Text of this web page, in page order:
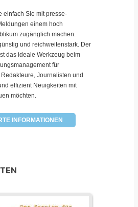
einfach Sie mit presse-
einem hoch
zugänglich machen.
und reichweitenstark. Der
das ideale Werkzeug beim
für
Journalisten und
effizient Neuigkeiten mit
möchten.
INFORMATIONEN